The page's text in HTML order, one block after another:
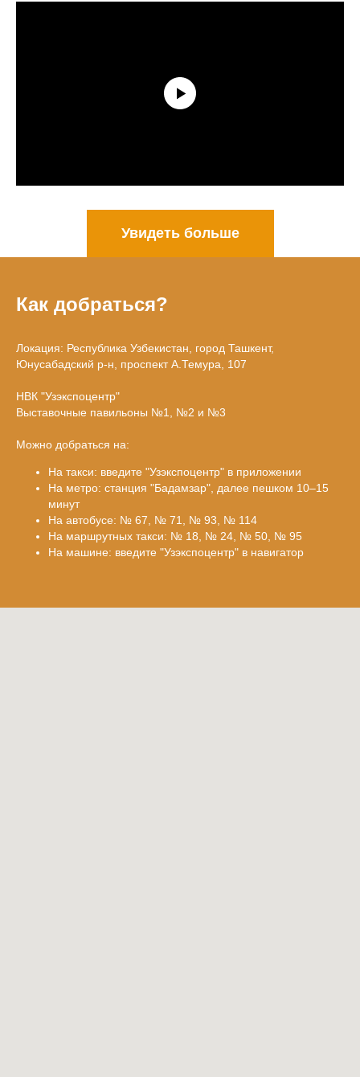
Увидеть больше
Как добраться?
Локация: Республика Узбекистан, город Ташкент,
Юнусабадский р-н, проспект А.Темура, 107
НВК "Узэкспоцентр"
Выставочные павильоны №1, №2 и №3
Можно добраться на:
На такси: введите "Узэкспоцентр" в приложении
На метро: станция "Бадамзар", далее пешком 10–15
минут
На автобусе: № 67, № 71, № 93, № 114
На маршрутных такси: № 18, № 24, № 50, № 95
На машине: введите "Узэкспоцентр" в навигатор